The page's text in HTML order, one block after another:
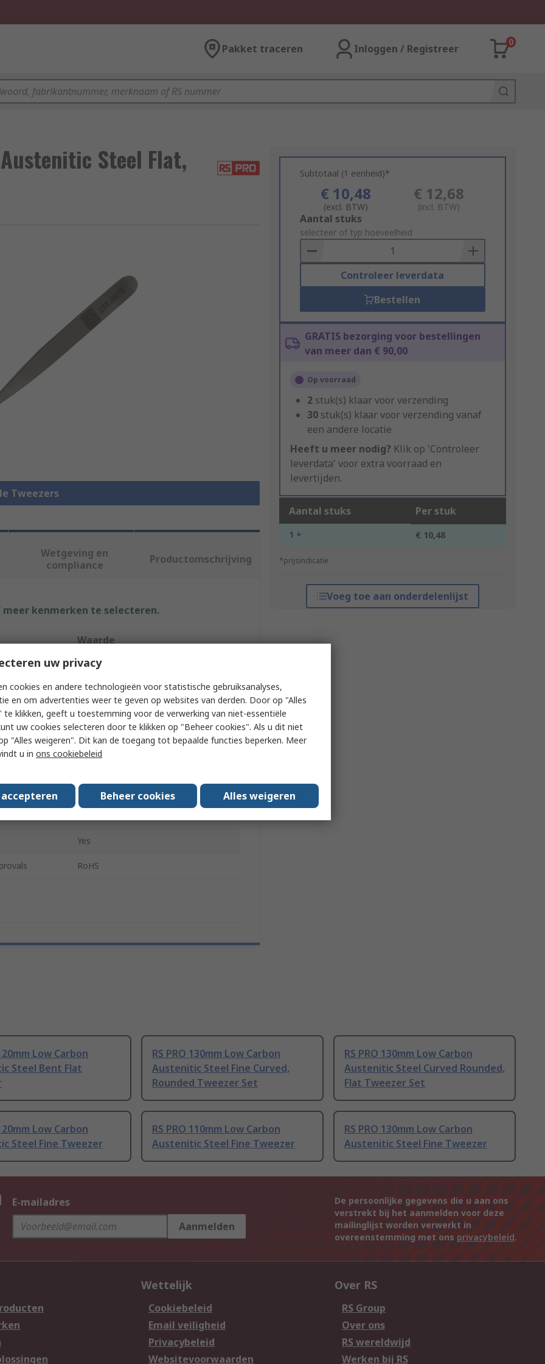
Pakket traceren Inloggen / Registreer
0
Steel Flat,
Tweezers
Subtotaal (1 eenheid)*
€ 10,48
(excl. BTW)
€ 12,68
(incl. BTW)
Add
to
Basket
Aantal stuks
selecteer of typ hoeveelheid
Controleer leverdata
Bestellen
GRATIS bezorging voor bestellingen
van meer dan € 90,00
Op voorraad
2 stuk(s) klaar voor verzending
30 stuk(s) klaar voor verzending vanaf
een andere locatie
Heeft u meer nodig? Klik op 'Controleer
leverdata' voor extra voorraad en
levertijden.
Aantal stuks Per stuk
1 + € 10,48
*prijsindicatie
Voeg toe aan onderdelenlijst
Wetgeving en
compliance
Productomschrijving
kenmerken te selecteren.
Waarde
RS PRO
Tweezer
Low Carbon Austenitic Steel
90mm
Yes
Yes
RoHS
Low Carbon
Steel Bent Flat
RS PRO 130mm Low Carbon
Austenitic Steel Fine Curved,
Rounded Tweezer Set
RS PRO 130mm Low Carbon
Austenitic Steel Curved Rounded,
Flat Tweezer Set
Low Carbon
Steel Fine Tweezer
RS PRO 110mm Low Carbon
Austenitic Steel Fine Tweezer
RS PRO 130mm Low Carbon
Austenitic Steel Fine Tweezer
E-mailadres
Aanmelden
De persoonlijke gegevens die u aan ons
verstrekt bij het aanmelden voor deze
mailinglijst worden verwerkt in
overeenstemming met ons privacybeleid.
Wettelijk
Cookiebeleid
Email veiligheid
Privacybeleid
Websitevoorwaarden
Over RS
RS Group
Over ons
RS wereldwijd
Werken bij RS
uw privacy
cookies en andere technologieën voor statistische gebruiksanalyses,
en om advertenties weer te geven op websites van derden. Door op "Alles
te klikken, geeft u toestemming voor de verwerking van niet-essentiële
uw cookies selecteren door te klikken op "Beheer cookies". Als u dit niet
"Alles weigeren". Dit kan de toegang tot bepaalde functies beperken. Meer
u in ons cookiebeleid
Beheer cookies Alles weigeren